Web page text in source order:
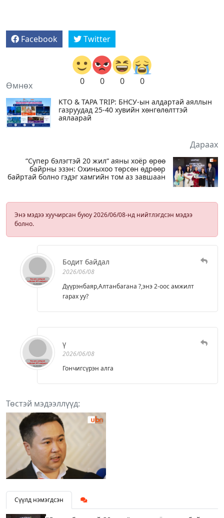
Facebook Twitter
0 0 0 0
Өмнөх
KTO & TAPA TRIP: БНСУ-ын алдартай аяллын
газруудад 25-40 хувийн хөнгөлөлттэй
аялаарай
Дараах
“Супер бэлэгтэй 20 жил“ аяны хоёр өрөө
байрны эзэн: Охиныхоо төрсөн өдрөөр
байртай болно гэдэг хамгийн том аз завшаан
Энэ мэдээ хуучирсан буюу 2026/06/08-нд нийтлэгдсэн мэдээ
болно.
Бодит байдал
2026/06/08
Дүүрэнбаяр,Алтанбагана ?,энэ 2-оос амжилт
гарах уу?
ү
2026/06/08
Гончигсүрэн алга
Төстэй мэдээллүүд:
Сүүлд нэмэгдсэн